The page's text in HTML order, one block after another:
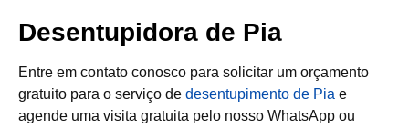
Desentupidora de Pia
Entre em contato conosco para solicitar um orçamento
gratuito para o serviço de desentupimento de Pia e
agende uma visita gratuita pelo nosso WhatsApp ou